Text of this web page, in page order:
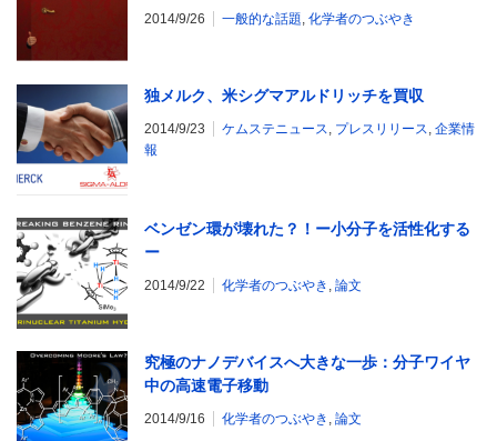
2014/9/26 一般的な話題 化学者のつぶやき
独メルク、米シグマアルドリッチを買収
2014/9/23 ケムステニュース プレスリリース 企業情
報
ベンゼン環が壊れた？！ー小分子を活性化する
ー
2014/9/22 化学者のつぶやき 論文
究極のナノデバイスへ大きな一歩：分子ワイヤ
中の高速電子移動
2014/9/16 化学者のつぶやき 論文